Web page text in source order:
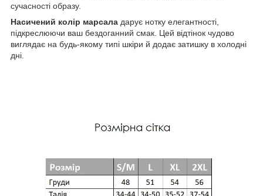
сучасності образу.
Насичений колір марсала дарує нотку елегантності,
підкреслюючи ваш бездоганний смак. Цей відтінок чудово
виглядає на будь-якому типі шкіри й додає затишку в холодні
дні.